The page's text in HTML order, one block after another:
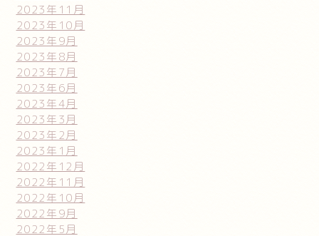
2023年11月
2023年10月
2023年9月
2023年8月
2023年7月
2023年6月
2023年4月
2023年3月
2023年2月
2023年1月
2022年12月
2022年11月
2022年10月
2022年9月
2022年5月